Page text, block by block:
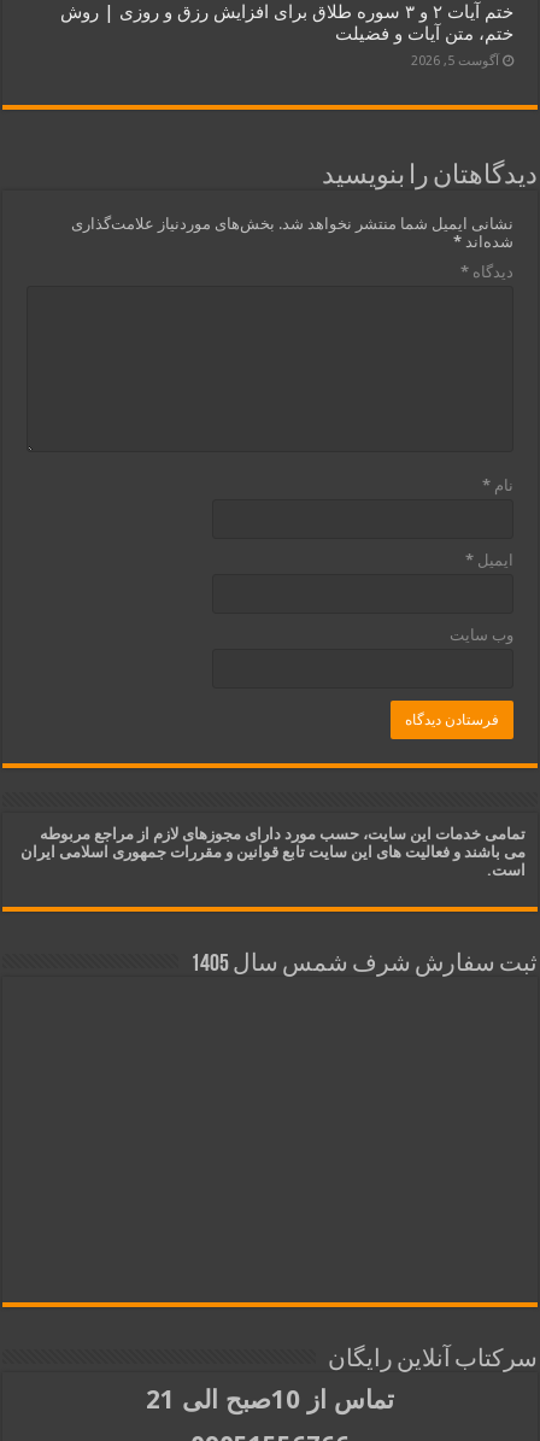
ختم آیات ۲ و ۳ سوره طلاق برای افزایش رزق و روزی | روش
ختم، متن آیات و فضیلت
آگوست 5, 2026
دیدگاهتان را بنویسید
نشانی ایمیل شما منتشر نخواهد شد. بخش‌های موردنیاز علامت‌گذاری
شده‌اند*
دیدگاه*
نام*
ایمیل*
وب‌ سایت
تمامی خدمات این سایت، حسب مورد دارای مجوزهای لازم از مراجع مربوطه
می باشند و فعالیت های این سایت تابع قوانین و مقررات جمهوری اسلامی ایران
است.
ثبت سفارش شرف شمس سال 1405
سرکتاب آنلاین رایگان
تماس از 10صبح الی 21